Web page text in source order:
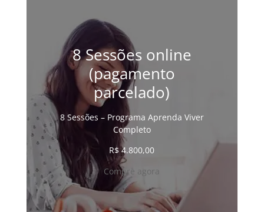
8 Sessões online
(pagamento
parcelado)
8 Sessões – Programa Aprenda Viver
Completo
R$4.800,00
Compre agora